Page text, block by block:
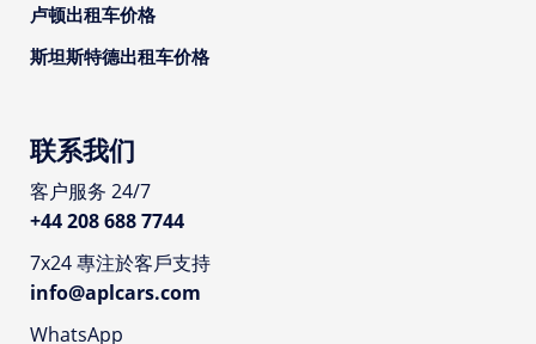
卢顿出租车价格
斯坦斯特德出租车价格
联系我们
客户服务 24/7
+44 208 688 7744
7x24 專注於客戶支持
info@aplcars.com
WhatsApp